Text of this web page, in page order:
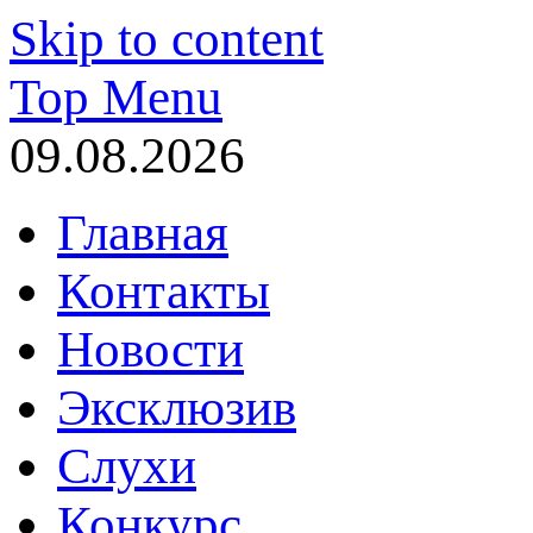
Skip to content
Top Menu
09.08.2026
Главная
Контакты
Новости
Эксклюзив
Слухи